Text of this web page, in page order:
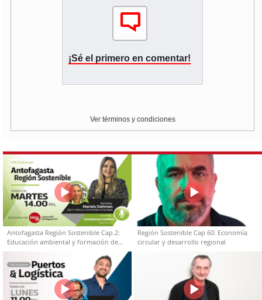
¡Sé el primero en comentar!
Ver términos y condiciones
Antofagasta Región Sostenible Cap.2:
Educación ambiental y formación de
capacidades técnicas
Región Sostenible Cap 60: Economía
circular y desarrollo regional